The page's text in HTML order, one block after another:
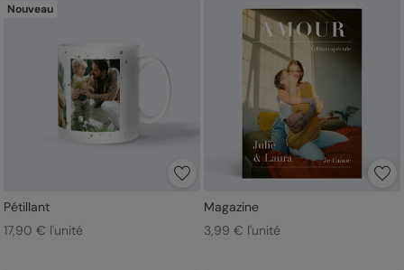
Nouveau
Pétillant
17,90 € l'unité
Magazine
3,99 € l'unité